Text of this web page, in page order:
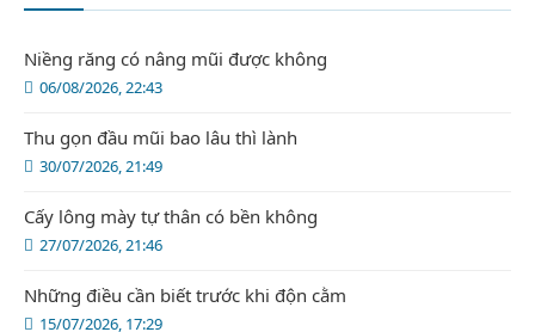
06/08/2026, 22:43
Niềng răng có nâng mũi được không
30/07/2026, 21:49
Thu gọn đầu mũi bao lâu thì lành
27/07/2026, 21:46
Cấy lông mày tự thân có bền không
15/07/2026, 17:29
Những điều cần biết trước khi độn cằm